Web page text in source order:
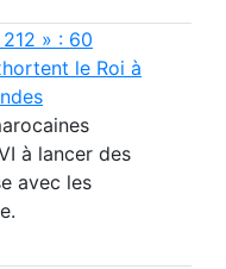
» : 60
le Roi à
à lancer des
avec les